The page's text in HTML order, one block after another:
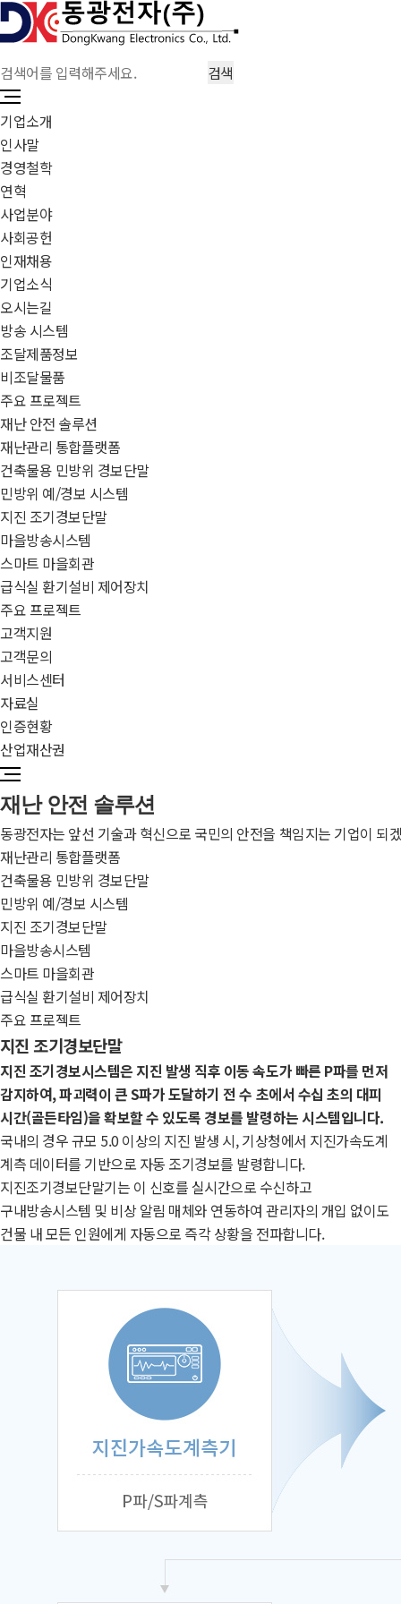
기업소개
인사말
경영철학
연혁
사업분야
사회공헌
인재채용
기업소식
오시는길
방송 시스템
조달제품정보
비조달물품
주요 프로젝트
재난 안전 솔루션
재난관리 통합플랫폼
건축물용 민방위 경보단말
민방위 예/경보 시스템
지진 조기경보단말
마을방송시스템
스마트 마을회관
급식실 환기설비 제어장치
주요 프로젝트
고객지원
고객문의
서비스센터
자료실
인증현황
산업재산권
재난 안전 솔루션
동광전자는 앞선 기술과 혁신으로 국민의 안전을 책임지는 기업이 되
재난관리 통합플랫폼
건축물용 민방위 경보단말
민방위 예/경보 시스템
지진 조기경보단말
마을방송시스템
스마트 마을회관
급식실 환기설비 제어장치
주요 프로젝트
지진 조기경보단말
지진 조기경보시스템은 지진 발생 직후 이동 속도가 빠른 P파를 먼저
감지하여, 파괴력이 큰 S파가 도달하기 전 수 초에서 수십 초의 대피
시간(골든타임)을 확보할 수 있도록 경보를 발령하는 시스템입니다.
국내의 경우 규모 5.0 이상의 지진 발생 시, 기상청에서 지진가속도계
계측 데이터를 기반으로 자동 조기경보를 발령합니다.
지진조기경보단말기는 이 신호를 실시간으로 수신하고
구내방송시스템 및 비상 알림 매체와 연동하여 관리자의 개입 없이도
건물 내 모든 인원에게 자동으로 즉각 상황을 전파합니다.